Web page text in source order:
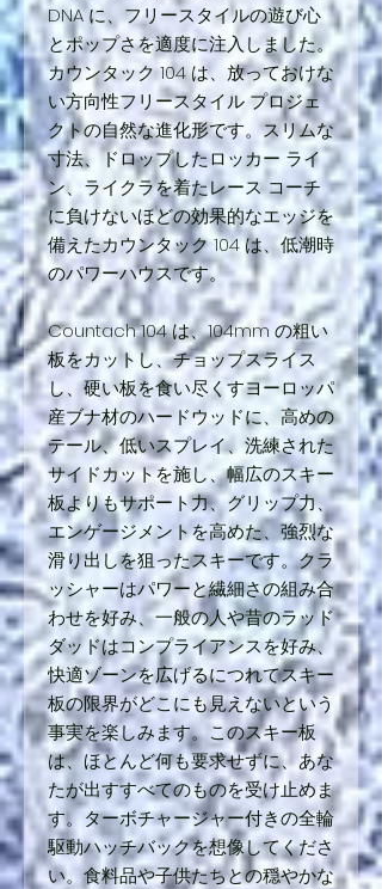
DNA に、フリースタイルの遊び心
とポップさを適度に注入しました。
カウンタック 104 は、放っておけな
い方向性フリースタイル プロジェ
クトの自然な進化形です。スリムな
寸法、ドロップしたロッカー ライ
ン、ライクラを着たレース コーチ
に負けないほどの効果的なエッジを
備えたカウンタック 104 は、低潮時
のパワーハウスです。
Countach 104 は、104mm の粗い
板をカットし、チョップスライス
し、硬い板を食い尽くすヨーロッパ
産ブナ材のハードウッドに、高めの
テール、低いスプレイ、洗練された
サイドカットを施し、幅広のスキー
板よりもサポート力、グリップ力、
エンゲージメントを高めた、強烈な
滑り出しを狙ったスキーです。クラ
ッシャーはパワーと繊細さの組み合
わせを好み、一般の人や昔のラッド
ダッドはコンプライアンスを好み、
快適ゾーンを広げるにつれてスキー
板の限界がどこにも見えないという
事実を楽しみます。このスキー板
は、ほとんど何も要求せずに、あな
たが出すすべてのものを受け止めま
す。ターボチャージャー付きの全輪
駆動ハッチバックを想像してくださ
い。食料品や子供たちとの穏やかな